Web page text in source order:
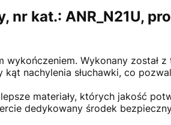
nr kat.: ANR_N21U,
Wykonany został z
nachylenia słuchawki, co
materiały, których jakość
dedykowany środek